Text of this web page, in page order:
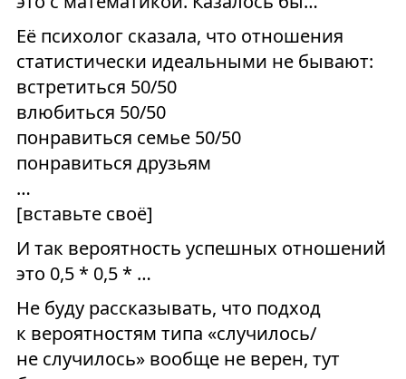
Её психолог сказала, что отношения
статистически идеальными не бывают:
встретиться 50/50
влюбиться 50/50
понравиться семье 50/50
понравиться друзьям
…
[вставьте своё]
И так вероятность успешных отношений
это 0,5 * 0,5 * …
Не буду рассказывать, что подход
к вероятностям типа «случилось/
не случилось» вообще не верен, тут